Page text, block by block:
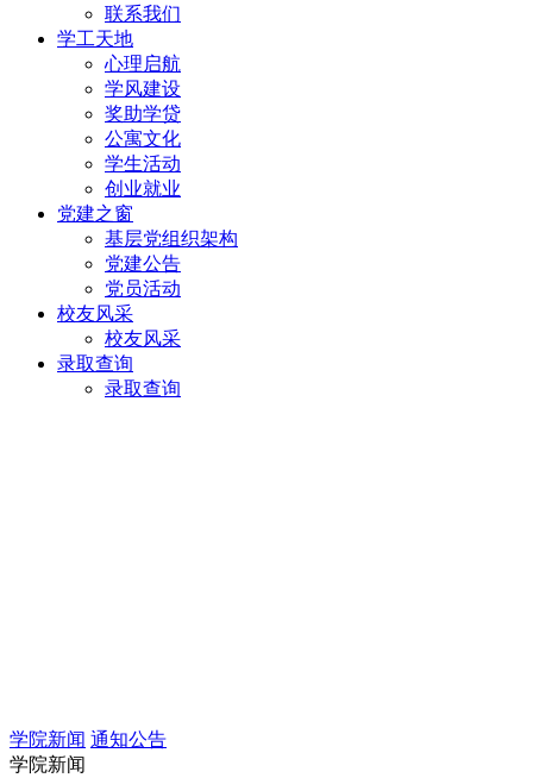
联系我们
学工天地
心理启航
学风建设
奖助学贷
公寓文化
学生活动
创业就业
党建之窗
基层党组织架构
党建公告
党员活动
校友风采
校友风采
录取查询
录取查询
学院新闻 通知公告
学院新闻